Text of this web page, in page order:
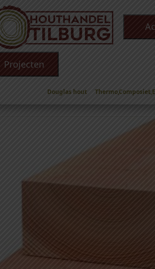
Projecten
Douglas hout
Douglas hout/Douglas Balken/